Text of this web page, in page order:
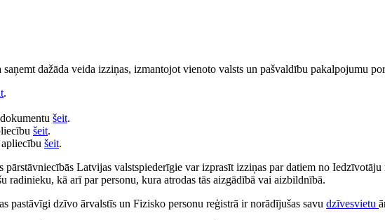
dažāda veida izziņas, izmantojot vienoto valsts un pašvaldību pakalpojumu
.
šeit.
šeit.
šeit.
Latvijas valstspiederīgie var izprasīt izziņas par datiem no
radinieku, kā arī par personu, kura atrodas tās aizgādībā vai aizbildnībā.
pastāvīgi dzīvo ārvalstīs un Fizisko personu reģistrā ir norādījušas savu dzīvesvietu